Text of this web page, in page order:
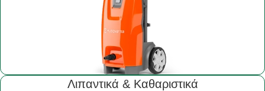
Λιπαντικά & Καθαριστικά